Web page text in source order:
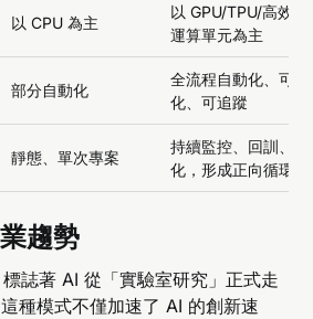
以 CPU 為主
以 GPU/TPU/高效能
運算單元為主
部分自動化
全流程自動化、可視
化、可追蹤
靜態、單次專案
持續監控、回訓、優
化，形成正向循環
趨勢
誌著 AI 從「實驗室研究」正式走
種模式不僅加速了 AI 的創新速